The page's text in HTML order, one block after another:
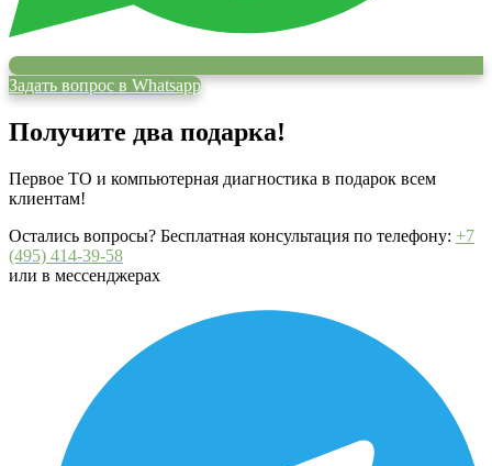
Задать вопрос в Whatsapp
Получите два подарка!
Первое ТО и компьютерная диагностика в подарок всем
клиентам!
Остались вопросы? Бесплатная консультация по телефону: +7
(495) 414-39-58
или в мессенджерах